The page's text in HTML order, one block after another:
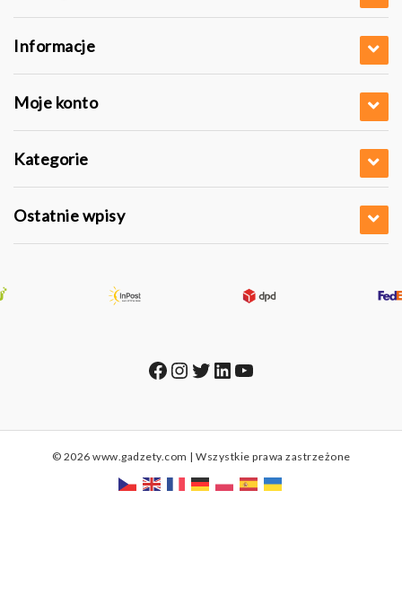
Informacje
Moje konto
Kategorie
Ostatnie wpisy
Facebook
Instagram
Twitter
LinkedIn
YouTube
© 2026 www.gadzety.com | Wszystkie prawa zastrzeżone